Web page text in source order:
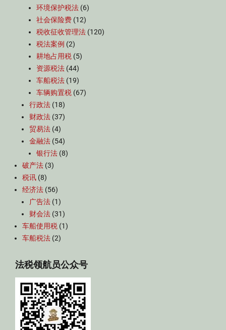
环境保护税法 (6)
社会保险费 (12)
税收征收管理法 (120)
税法案例 (2)
耕地占用税 (5)
资源税法 (44)
车船税法 (19)
车辆购置税 (67)
行政法 (18)
财政法 (37)
贸易法 (4)
金融法 (54)
银行法 (8)
破产法 (3)
税讯 (8)
经济法 (56)
广告法 (1)
财会法 (31)
车船使用税 (1)
车船税法 (2)
法税领航员公众号